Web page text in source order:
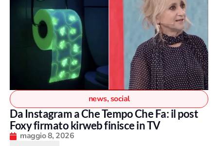
news,social
Da Instagram a Che Tempo Che Fa: il post
Foxy firmato kirweb finisce in TV
maggio 8, 2026